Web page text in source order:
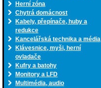
Herní zóna
Chytrá domácnost
Kabely, přepínače, huby a
redukce
Kancelářská technika a média
Klávesnice, myši, herní
ovladače
Kufry a batohy
Monitory a LFD
Multimédia, audio